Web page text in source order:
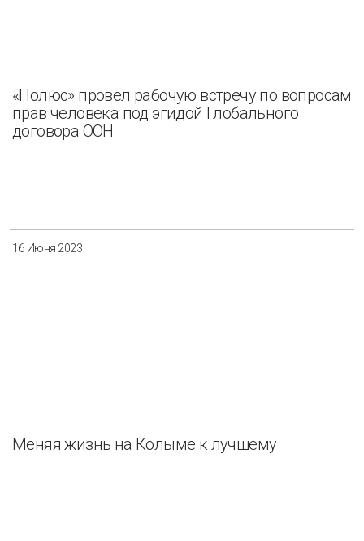
«Полюс» провел рабочую встречу по вопросам
прав человека под эгидой Глобального
договора ООН
16 Июня 2023
Меняя жизнь на Колыме к лучшему